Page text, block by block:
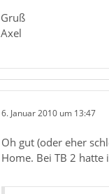
Gruß
Axel
6. Januar 2010 um 13:47
Oh gut (oder eher
Home. Bei TB 2